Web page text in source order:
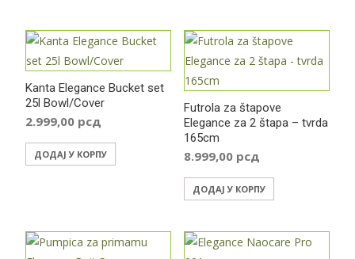
Kanta Elegance Bucket set
25l Bowl/Cover
2.999,00 рсд
ДОДАЈ У КОРПУ
Futrola za štapove
Elegance za 2 štapa – tvrda
165cm
8.999,00 рсд
ДОДАЈ У КОРПУ